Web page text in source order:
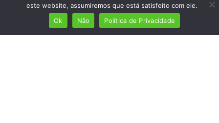
Mais de 2000 lugares cadastrados
Presença em 8 países
este website, assumiremos que está satisfeito com ele.
Ok
Não Política de Privacidade